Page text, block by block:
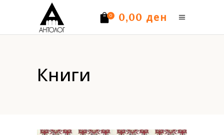
0 0,00 ден
Книги